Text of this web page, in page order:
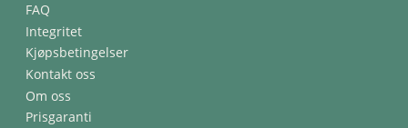
FAQ
Integritet
Kjøpsbetingelser
Kontakt oss
Om oss
Prisgaranti